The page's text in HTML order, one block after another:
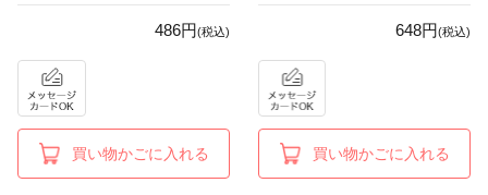
486円(税込)
買い物かごに入れる
648円(税込)
買い物かごに入れる